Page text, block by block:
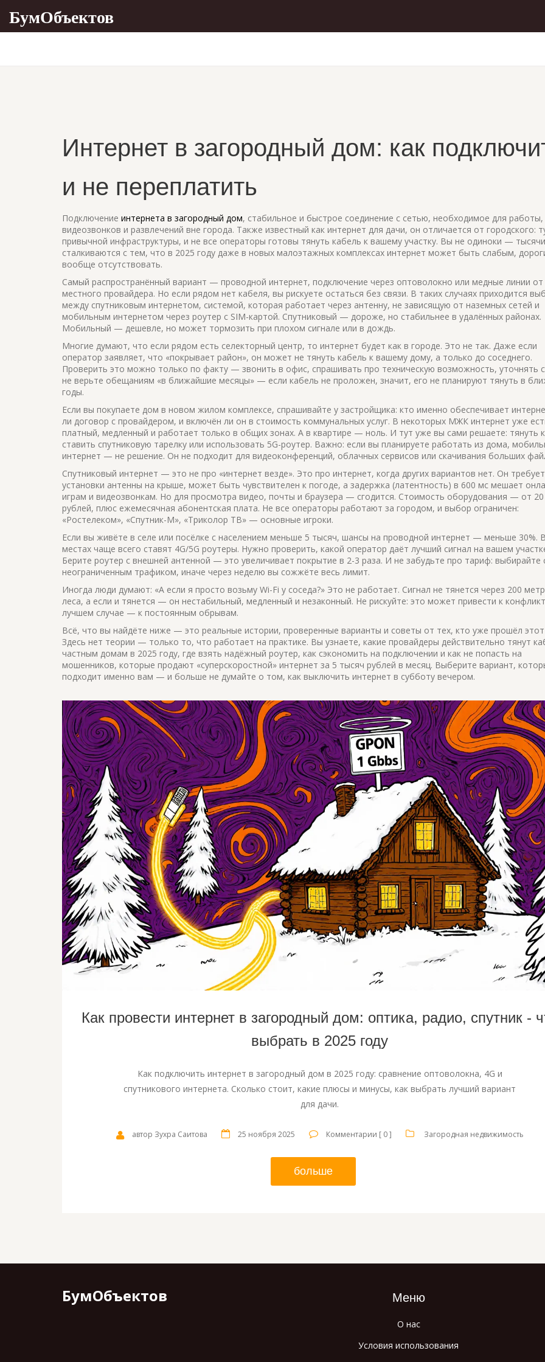
БумОбъектов
Интернет в загородный дом: как
и не переплатить
Подключение интернета в загородный дом, стабильное и быстрое соединение с сетью, необходимое для
видеозвонков и развлечений вне города. Также известный как интернет для дачи, он отличается от городского:
привычной инфраструктуры, и не все операторы готовы тянуть кабель к вашему участку. Вы не одиноки —
сталкиваются с тем, что в 2025 году даже в новых малоэтажных комплексах интернет может быть слабым,
вообще отсутствовать.
Самый распространённый вариант — проводной интернет, подключение через оптоволокно или медные линии от
местного провайдера. Но если рядом нет кабеля, вы рискуете остаться без связи. В таких случаях приходится
между спутниковым интернетом, системой, которая работает через антенну, не зависящую от наземных сетей и
мобильным интернетом через роутер с SIM-картой. Спутниковый — дороже, но стабильнее в удалённых районах.
Мобильный — дешевле, но может тормозить при плохом сигнале или в дождь.
Многие думают, что если рядом есть селекторный центр, то интернет будет как в городе. Это не так. Даже если
оператор заявляет, что «покрывает район», он может не тянуть кабель к вашему дому, а только до соседнего.
Проверить это можно только по факту — звонить в офис, спрашивать про техническую возможность, уточнять
не верьте обещаниям «в ближайшие месяцы» — если кабель не проложен, значит, его не планируют тянуть в
годы.
Если вы покупаете дом в новом жилом комплексе, спрашивайте у застройщика: кто именно обеспечивает
ли договор с провайдером, и включён ли он в стоимость коммунальных услуг. В некоторых МЖК интернет уже
платный, медленный и работает только в общих зонах. А в квартире — ноль. И тут уже вы сами решаете: тянуть
ставить спутниковую тарелку или использовать 5G-роутер. Важно: если вы планируете работать из дома,
интернет — не решение. Он не подходит для видеоконференций, облачных сервисов или скачивания больших
Спутниковый интернет — это не про «интернет везде». Это про интернет, когда других вариантов нет. Он требует
установки антенны на крыше, может быть чувствителен к погоде, а задержка (латентность) в 600 мс мешает
играм и видеозвонкам. Но для просмотра видео, почты и браузера — сгодится. Стоимость оборудования — от
рублей, плюс ежемесячная абонентская плата. Не все операторы работают за городом, и выбор ограничен:
«Ростелеком», «Спутник-М», «Триколор ТВ» — основные игроки.
Если вы живёте в селе или посёлке с населением меньше 5 тысяч, шансы на проводной интернет — меньше 30%.
местах чаще всего ставят 4G/5G роутеры. Нужно проверить, какой оператор даёт лучший сигнал на вашем
Берите роутер с внешней антенной — это увеличивает покрытие в 2-3 раза. И не забудьте про тариф: выбирайте
неограниченным трафиком, иначе через неделю вы сожжёте весь лимит.
Иногда люди думают: «А если я просто возьму Wi-Fi у соседа?» Это не работает. Сигнал не тянется через 200
леса, а если и тянется — он нестабильный, медленный и незаконный. Не рискуйте: это может привести к
лучшем случае — к постоянным обрывам.
Всё, что вы найдёте ниже — это реальные истории, проверенные варианты и советы от тех, кто уже прошёл этот
Здесь нет теории — только то, что работает на практике. Вы узнаете, какие провайдеры действительно тянут
частным домам в 2025 году, где взять надёжный роутер, как сэкономить на подключении и как не попасть на
мошенников, которые продают «суперскоростной» интернет за 5 тысяч рублей в месяц. Выберите вариант,
подходит именно вам — и больше не думайте о том, как выключить интернет в субботу вечером.
Как провести интернет в загородный дом: оптика, радио, спутник -
выбрать в 2025 году
Как подключить интернет в загородный дом в 2025 году: сравнение оптоволокна, 4G и
спутникового интернета. Сколько стоит, какие плюсы и минусы, как выбрать лучший вариант
для дачи.
автор Зухра Саитова 25 ноября 2025 Комментарии [ 0 ] Загородная недвижимость
больше
БумОбъектов Меню
О нас
Условия использования